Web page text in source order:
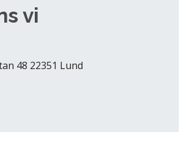
vi
48 22351 Lund